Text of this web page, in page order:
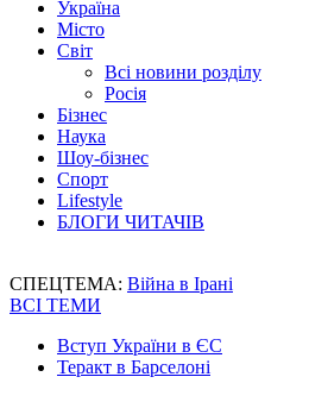
Україна
Місто
Світ
Всі новини розділу
Росія
Бізнес
Наука
Шоу-бізнес
Спорт
Lifestyle
БЛОГИ ЧИТАЧІВ
СПЕЦТЕМА: Війна в Ірані
ВСІ ТЕМИ
Вступ України в ЄС
Теракт в Барселоні